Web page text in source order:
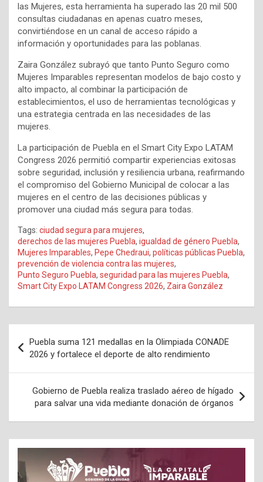
las Mujeres, esta herramienta ha superado las 20 mil 500
consultas ciudadanas en apenas cuatro meses,
convirtiéndose en un canal de acceso rápido a
información y oportunidades para las poblanas.
Zaira González subrayó que tanto Punto Seguro como
Mujeres Imparables representan modelos de bajo costo y
alto impacto, al combinar la participación de
establecimientos, el uso de herramientas tecnológicas y
una estrategia centrada en las necesidades de las
mujeres.
La participación de Puebla en el Smart City Expo LATAM
Congress 2026 permitió compartir experiencias exitosas
sobre seguridad, inclusión y resiliencia urbana, reafirmando
el compromiso del Gobierno Municipal de colocar a las
mujeres en el centro de las decisiones públicas y
promover una ciudad más segura para todas.
Tags: ciudad segura para mujeres,
derechos de las mujeres Puebla, igualdad de género Puebla,
Mujeres Imparables, Pepe Chedraui, políticas públicas Puebla,
prevención de violencia contra las mujeres,
Punto Seguro Puebla, seguridad para las mujeres Puebla,
Smart City Expo LATAM Congress 2026, Zaira González
de
entradas
Puebla suma 121 medallas en la Olimpiada CONADE
2026 y fortalece el deporte de alto rendimiento
Gobierno de Puebla realiza traslado aéreo de hígado
para salvar una vida mediante donación de órganos